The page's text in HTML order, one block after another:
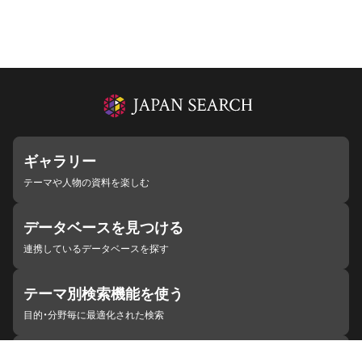
ギャラリー
テーマや人物の資料を楽しむ
データベースを見つける
連携しているデータベースを探す
テーマ別検索機能を使う
目的・分野毎に最適化された検索